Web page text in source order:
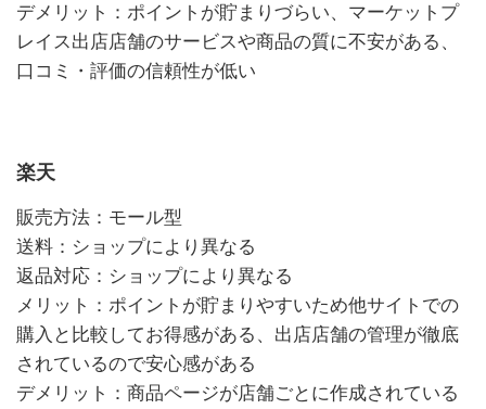
デメリット：ポイントが貯まりづらい、マーケットプ
レイス出店店舗のサービスや商品の質に不安がある、
口コミ・評価の信頼性が低い
楽天
販売方法：モール型
送料：ショップにより異なる
返品対応：ショップにより異なる
メリット：ポイントが貯まりやすいため他サイトでの
購入と比較してお得感がある、出店店舗の管理が徹底
されているので安心感がある
デメリット：商品ページが店舗ごとに作成されている